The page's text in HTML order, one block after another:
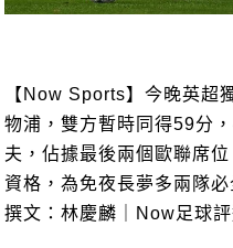
【Now Sports】今晚英超
物浦，雙方暫時同得59分
夫，佔據最後兩個歐聯席
資格，為免夜長夢多兩隊
撰文：林慶麟｜Now足球評